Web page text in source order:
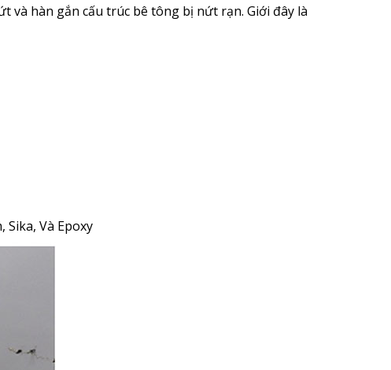
và hàn gắn cấu trúc bê tông bị nứt rạn. Giới đây là
Sika, Và Epoxy